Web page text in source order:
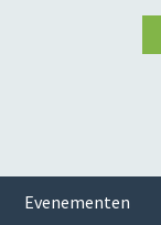
Evenementen